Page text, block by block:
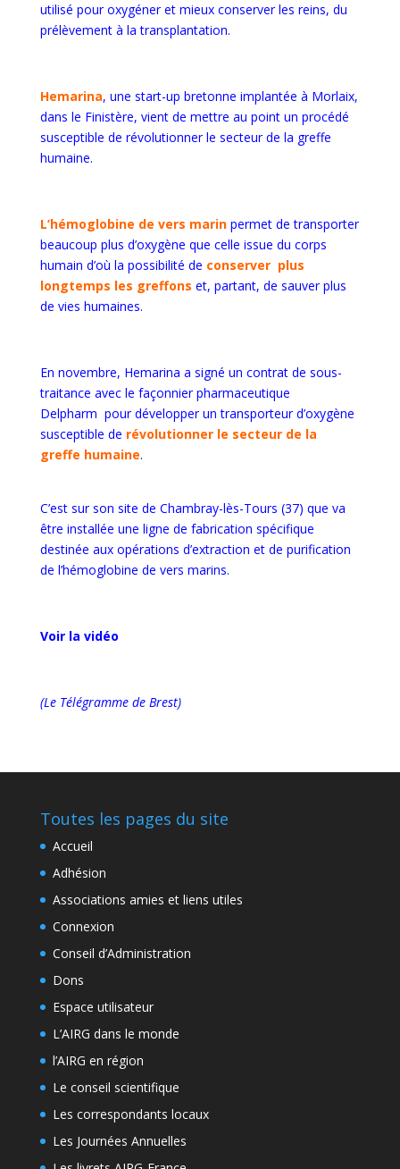
utilisé pour oxygéner et mieux conserver les reins, du
prélèvement à la transplantation.
Hemarina, une start-up bretonne implantée à Morlaix,
dans le Finistère, vient de mettre au point un procédé
susceptible de révolutionner le secteur de la greffe
humaine.
L’hémoglobine de vers marinpermet de transporter
beaucoup plus d’oxygène que celle issue du corps
humain d’où la possibilité de conserver plus
longtemps les greffons et, partant, de sauver plus
de vies humaines.
En novembre, Hemarina a signé un contrat de sous-
traitance avec le façonnier pharmaceutique
Delpharm pour développer un transporteur d’oxygène
susceptible de révolutionner le secteur de la
greffe humaine.
C’est sur son site de Chambray-lès-Tours (37) que va
être installée une ligne de fabrication spécifique
destinée aux opérations d’extraction et de purification
de l’hémoglobine de vers marins.
Voir la vidéo
(Le Télégramme de Brest)
Toutes les pages du site
Accueil
Adhésion
Associations amies et liens utiles
Connexion
Conseil d’Administration
Dons
Espace utilisateur
L’AIRG dans le monde
l’AIRG en région
Le conseil scientifique
Les correspondants locaux
Les Journées Annuelles